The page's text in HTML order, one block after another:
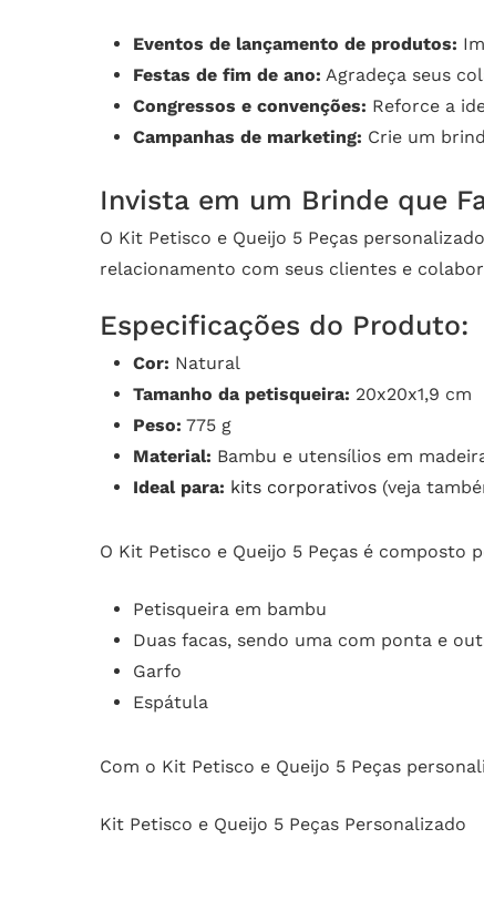
Eventos de lançamento de produtos:
Festas de fim de ano: Agradeça seus
Congressos e convenções: Reforce a
Campanhas de marketing: Crie um
Invista em um Brinde que
O Kit Petisco e Queijo 5 Peças
relacionamento com seus clientes e
Especificações do Produto:
Cor: Natural
Tamanho da petisqueira: 20x20x1,9 cm
Peso: 775 g
Material: Bambu e utensílios em
Ideal para: kits corporativos (veja
O Kit Petisco e Queijo 5 Peças é composto
Petisqueira em bambu
Duas facas, sendo uma com ponta e
Garfo
Espátula
Com o Kit Petisco e Queijo 5 Peças
Kit Petisco e Queijo 5 Peças Personalizado